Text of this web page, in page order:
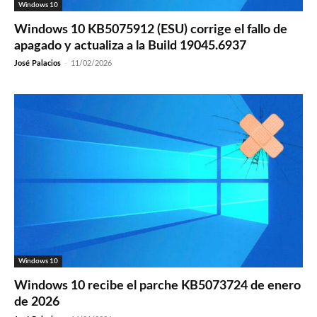
Windows 10
Windows 10 KB5075912 (ESU) corrige el fallo de
apagado y actualiza a la Build 19045.6937
José Palacios - 11/02/2026
Windows 10
Windows 10 recibe el parche KB5073724 de enero
de 2026